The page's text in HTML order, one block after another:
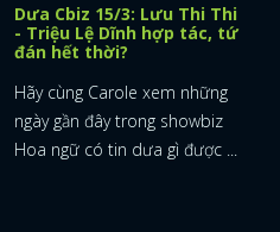
Dưa Cbiz 15/3: Lưu Thi Thi
- Triệu Lệ Dĩnh hợp tác, tứ
đán hết thời?
Hãy cùng Carole xem những
ngày gần đây trong showbiz
Hoa ngữ có tin dưa gì được ...